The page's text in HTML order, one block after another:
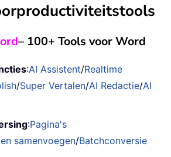
– 100+ Tools voor Word
:AI Assistent/Realtime
/Super Vertalen/AI Redactie/AI
:Pagina's
samenvoegen/Batchconversie